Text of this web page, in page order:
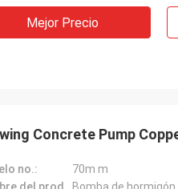
Mejor Precio
Concrete Pump
no.:
70m m